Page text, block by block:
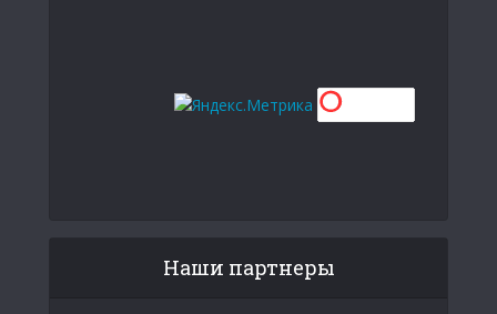
Наши партнеры